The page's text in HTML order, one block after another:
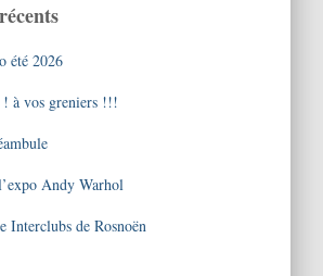
été 2026
à vos greniers !!!
Andy Warhol
Interclubs de Rosnoën